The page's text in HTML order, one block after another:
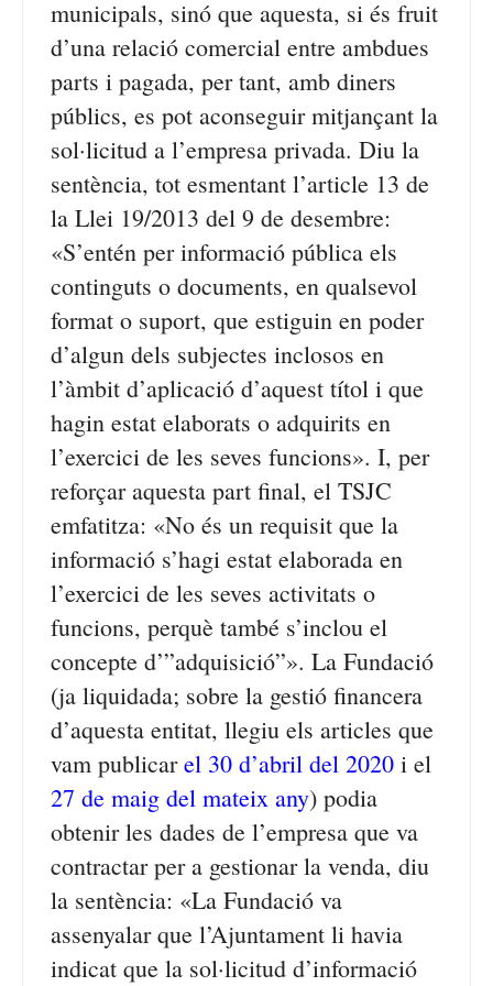
municipals, sinó que aquesta, si és fruit
d’una relació comercial entre ambdues
parts i pagada, per tant, amb diners
públics, es pot aconseguir mitjançant la
sol·licitud a l’empresa privada. Diu la
sentència, tot esmentant l’article 13 de
la Llei 19/2013 del 9 de desembre:
«S’entén per informació pública els
continguts o documents, en qualsevol
format o suport, que estiguin en poder
d’algun dels subjectes inclosos en
l’àmbit d’aplicació d’aquest títol i que
hagin estat elaborats o adquirits en
l’exercici de les seves funcions». I, per
reforçar aquesta part final, el TSJC
emfatitza: «No és un requisit que la
informació s’hagi estat elaborada en
l’exercici de les seves activitats o
funcions, perquè també s’inclou el
concepte d’”adquisició”». La Fundació
(ja liquidada; sobre la gestió financera
d’aquesta entitat, llegiu els articles que
vam publicarel 30 d’abril del 2020 i el
27 de maig del mateix any) podia
obtenir les dades de l’empresa que va
contractar per a gestionar la venda, diu
la sentència: «La Fundació va
assenyalar que l’Ajuntament li havia
indicat que la sol·licitud d’informació